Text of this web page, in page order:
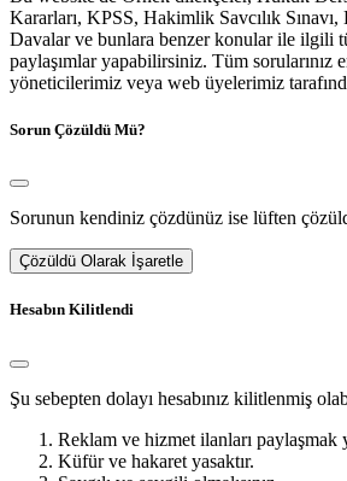
Kararları, KPSS, Hakimlik Savcılık
Davalar ve bunlara benzer konular ile ilgili
paylaşımlar yapabilirsiniz. Tüm sorularınız
yöneticilerimiz veya web üyelerimiz
Sorun Çözüldü Mü?
Sorunun kendiniz çözdünüz ise lüften
Çözüldü Olarak İşaretle
Hesabın Kilitlendi
Şu sebepten dolayı hesabınız kilitlenmiş
Reklam ve hizmet ilanları paylaşmak
Küfür ve hakaret yasaktır.